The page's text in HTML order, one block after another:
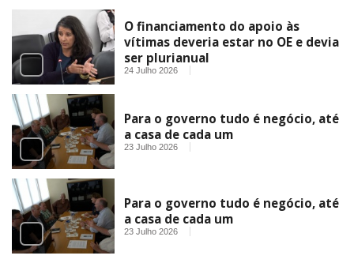
O financiamento do apoio às
vítimas deveria estar no OE e devia
ser plurianual
24 Julho 2026
Para o governo tudo é negócio, até
a casa de cada um
23 Julho 2026
Para o governo tudo é negócio, até
a casa de cada um
23 Julho 2026